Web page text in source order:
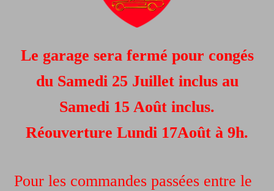
Le garage sera fermé pour congés
du Samedi 25 Juillet inclus au
Samedi 15 Août inclus.
Réouverture Lundi 17Août à 9h.
Pour les commandes passées entre le